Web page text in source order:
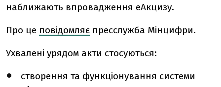
наближають впровадження еАкцизу.
Про це повідомляє пресслужба Мінцифри.
Ухвалені урядом акти стосуються:
створення та функціонування системи